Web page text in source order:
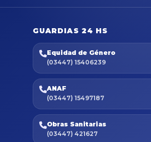
GUARDIAS 24 HS
Equidad de Género
(03447) 15406239
ANAF
(03447) 15497187
Obras Sanitarias
(03447) 421627